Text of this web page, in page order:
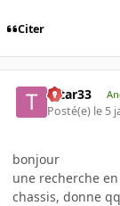
Citer
tatar33
Posté(e) le 5
bonjour
une recherche
chassis, donne